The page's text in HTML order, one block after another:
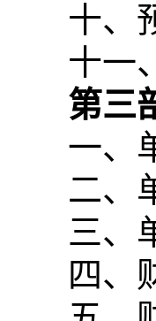
十、
十一
第三
一、
二、
三、
四、